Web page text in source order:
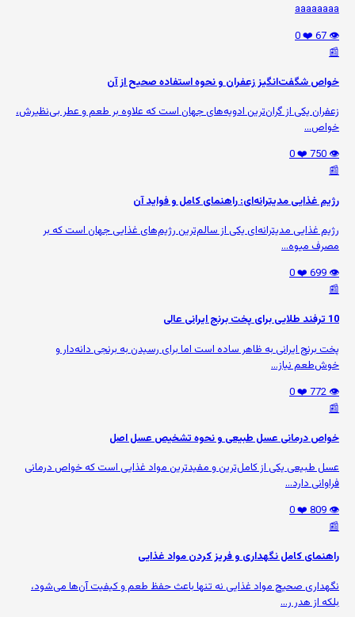
aaaaaaaa
👁️ 67
❤️ 0
📰
خواص شگفت‌انگیز زعفران و نحوه استفاده صحیح از آن
زعفران یکی از گران‌ترین ادویه‌های جهان است که علاوه بر طعم و عطر بی‌نظیرش،
خواص...
👁️ 750
❤️ 0
📰
رژیم غذایی مدیترانه‌ای: راهنمای کامل و فواید آن
رژیم غذایی مدیترانه‌ای یکی از سالم‌ترین رژیم‌های غذایی جهان است که بر
مصرف میوه‌...
👁️ 699
❤️ 0
📰
10 ترفند طلایی برای پخت برنج ایرانی عالی
پخت برنج ایرانی به ظاهر ساده است اما برای رسیدن به برنجی دانه‌دار و
خوش‌طعم نیاز...
👁️ 772
❤️ 0
📰
خواص درمانی عسل طبیعی و نحوه تشخیص عسل اصل
عسل طبیعی یکی از کامل‌ترین و مفیدترین مواد غذایی است که خواص درمانی
فراوانی دارد...
👁️ 809
❤️ 0
📰
راهنمای کامل نگهداری و فریز کردن مواد غذایی
نگهداری صحیح مواد غذایی نه تنها باعث حفظ طعم و کیفیت آن‌ها می‌شود،
بلکه از هدر ر...